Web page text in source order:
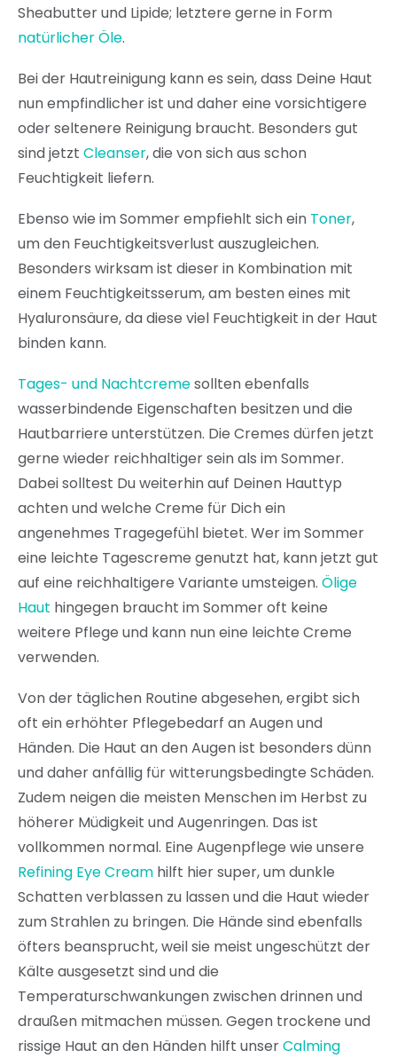
Sheabutter und Lipide; letztere gerne in Form
natürlicher Öle.
Bei der Hautreinigung kann es sein, dass Deine Haut
nun empfindlicher ist und daher eine vorsichtigere
oder seltenere Reinigung braucht. Besonders gut
sind jetzt Cleanser, die von sich aus schon
Feuchtigkeit liefern.
Ebenso wie im Sommer empfiehlt sich ein Toner,
um den Feuchtigkeitsverlust auszugleichen.
Besonders wirksam ist dieser in Kombination mit
einem Feuchtigkeitsserum, am besten eines mit
Hyaluronsäure, da diese viel Feuchtigkeit in der Haut
binden kann.
Tages- und Nachtcremesollten ebenfalls
wasserbindende Eigenschaften besitzen und die
Hautbarriere unterstützen. Die Cremes dürfen jetzt
gerne wieder reichhaltiger sein als im Sommer.
Dabei solltest Du weiterhin auf Deinen Hauttyp
achten und welche Creme für Dich ein
angenehmes Tragegefühl bietet. Wer im Sommer
eine leichte Tagescreme genutzt hat, kann jetzt gut
auf eine reichhaltigere Variante umsteigen. Ölige
Haut hingegen braucht im Sommer oft keine
weitere Pflege und kann nun eine leichte Creme
verwenden.
Von der täglichen Routine abgesehen, ergibt sich
oft ein erhöhter Pflegebedarf an Augen und
Händen. Die Haut an den Augen ist besonders dünn
und daher anfällig für witterungsbedingte Schäden.
Zudem neigen die meisten Menschen im Herbst zu
höherer Müdigkeit und Augenringen. Das ist
vollkommen normal. Eine Augenpflege wie unsere
Refining Eye Cream hilft hier super, um dunkle
Schatten verblassen zu lassen und die Haut wieder
zum Strahlen zu bringen. Die Hände sind ebenfalls
öfters beansprucht, weil sie meist ungeschützt der
Kälte ausgesetzt sind und die
Temperaturschwankungen zwischen drinnen und
draußen mitmachen müssen. Gegen trockene und
rissige Haut an den Händen hilft unserCalming